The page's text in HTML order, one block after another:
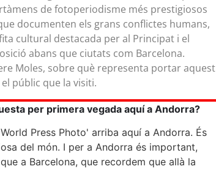
de fotoperiodisme més prestigiosos
documenten els grans conflictes humans,
cultural destacada per al Principat i el
abans que ciutats com Barcelona.
Moles, sobre què representa portar aquest
públic que la visiti.
per primera vegada aquí a Andorra?
Press Photo' arriba aquí a Andorra. És
del món. I per a Andorra és important,
a Barcelona, que recordem que allà la